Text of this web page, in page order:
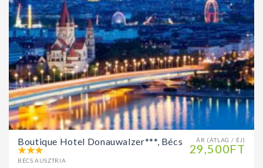
ÁR (ÁTLAG / ÉJ)
29,500FT
Boutique Hotel Donauwalzer***, Bécs
BÉCS AUSZTRIA